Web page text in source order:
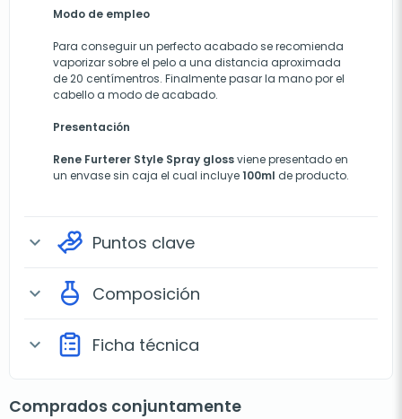
Modo de empleo
Para conseguir un perfecto acabado se recomienda
vaporizar sobre el pelo a una distancia aproximada
de 20 centímentros. Finalmente pasar la mano por el
cabello a modo de acabado.
Presentación
Rene Furterer Style Spray glossviene presentado en
un envase sin caja el cual incluye100ml de producto.
expand_more Puntos clave
expand_more Composición
expand_more Ficha técnica
Comprados conjuntamente